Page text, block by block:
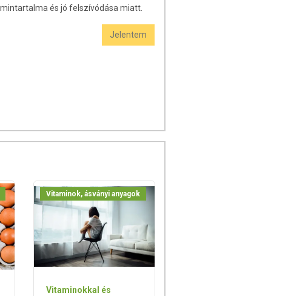
és jó felszívódása miatt.
Jelentem
Vitaminok, ásványi anyagok
Vitaminokkal és